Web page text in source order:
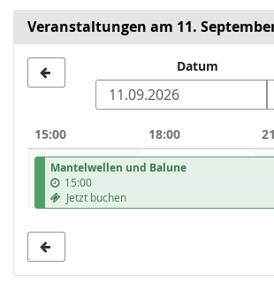
Veranstaltungen am 11.
zur
auswählen
Datum
15:00 18:00
Mantelwellen und Balune
15:00
Jetzt buchen